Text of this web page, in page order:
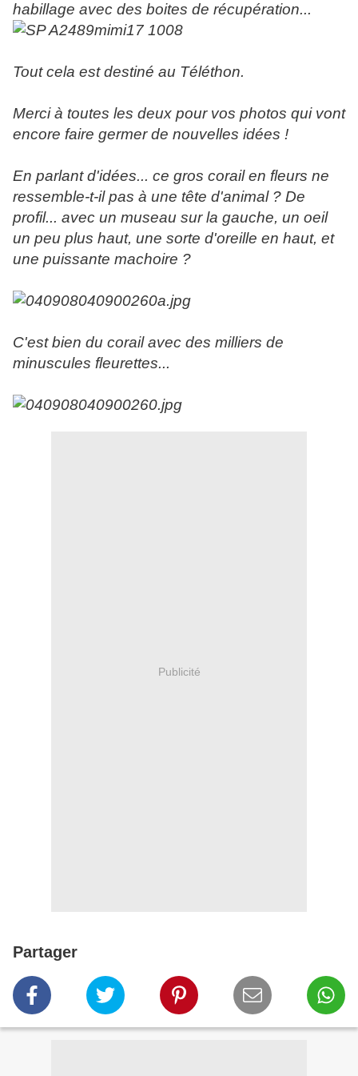
habillage avec des boites de récupération...
Tout cela est destiné au Téléthon.
Merci à toutes les deux pour vos photos qui vont
encore faire germer de nouvelles idées !
En parlant d'idées... ce gros corail en fleurs ne
ressemble-t-il pas à une tête d'animal ? De
profil... avec un museau sur la gauche, un oeil
un peu plus haut, une sorte d'oreille en haut, et
une puissante machoire ?
C'est bien du corail avec des milliers de
minuscules fleurettes...
Publicité
Partager